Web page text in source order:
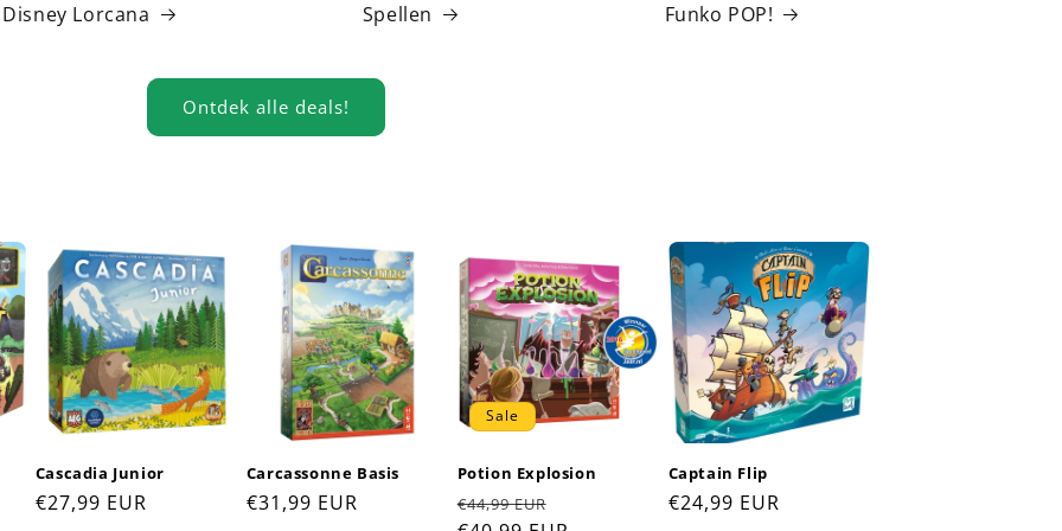
Disney Lorcana Spellen Funko POP!
Ontdek alle deals!
Cascadia Junior
Regular
€27,99 EUR
Carcassonne Basis
Regular
€31,99 EUR
Sale
Potion Explosion
Regular
€44,99 EUR
Captain Flip
Regular
€24,99 EUR